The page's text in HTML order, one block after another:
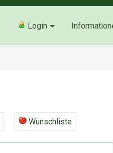
Login
Wunschliste